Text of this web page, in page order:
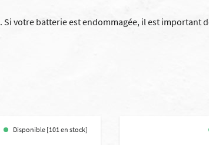
votre batterie est endommagée, il est important
Disponible [101 en stock]